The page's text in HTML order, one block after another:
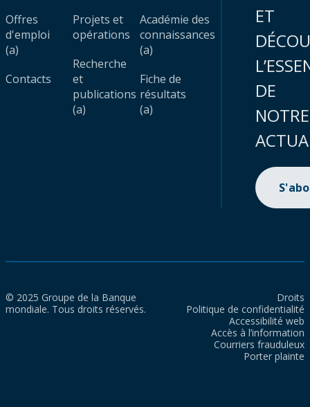
Offres
d'emploi
(a)
Contacts
Projets et
opérations
Recherche
et
publications
(a)
Académie des
connaissances
(a)
Fiche de
résultats
(a)
ET
DE
NOTRE
© 2025 Groupe de la Banque
mondiale. Tous droits réservés.
Droits
Politique de confidentialité
Accessibilité web
Accès à l’information
Courriers frauduleux
Porter plainte